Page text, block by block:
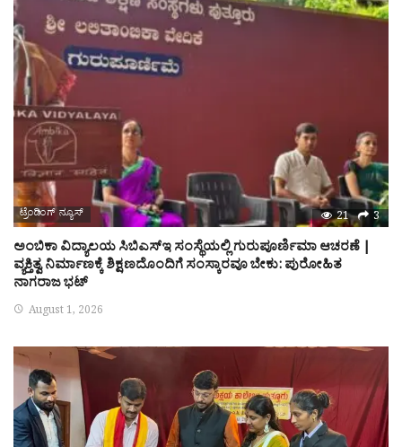
ಟ್ರೆಂಡಿಂಗ್ ನ್ಯೂಸ್ 21 3
ಅಂಬಿಕಾ ವಿದ್ಯಾಲಯ ಸಿಬಿಎಸ್‌ಇ ಸಂಸ್ಥೆಯಲ್ಲಿ ಗುರುಪೂರ್ಣಿಮಾ ಆಚರಣೆ |
ವ್ಯಕ್ತಿತ್ವ ನಿರ್ಮಾಣಕ್ಕೆ ಶಿಕ್ಷಣದೊಂದಿಗೆ ಸಂಸ್ಕಾರವೂ ಬೇಕು: ಪುರೋಹಿತ
ನಾಗರಾಜ ಭಟ್
August 1, 2026